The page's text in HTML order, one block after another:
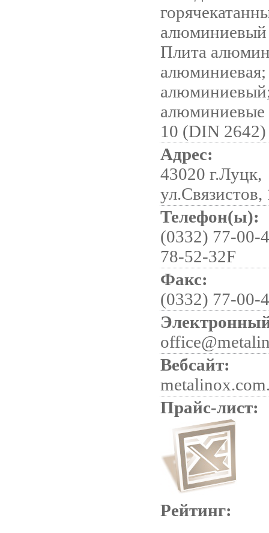
Плита
10 (DIN 2642)
Адрес:
43020 г.Луцк,
Телефон(ы):
(0332) 77-00-
78-52-32F
Факс:
(0332) 77-00-
Вебсайт:
Прайс-лист:
Рейтинг: